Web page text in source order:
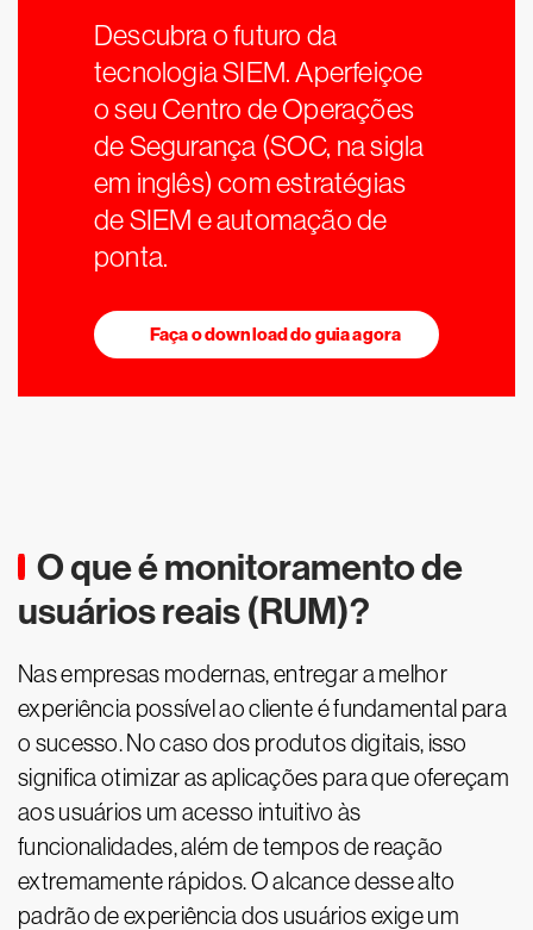
Descubra o futuro da
tecnologia SIEM. Aperfeiçoe
o seu Centro de Operações
de Segurança (SOC, na sigla
em inglês) com estratégias
de SIEM e automação de
ponta.
Faça o download do guia agora
O que é monitoramento de
usuários reais (RUM)?
Nas empresas modernas, entregar a melhor
experiência possível ao cliente é fundamental para
o sucesso. No caso dos produtos digitais, isso
significa otimizar as aplicações para que ofereçam
aos usuários um acesso intuitivo às
funcionalidades, além de tempos de reação
extremamente rápidos. O alcance desse alto
padrão de experiência dos usuários exige um